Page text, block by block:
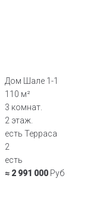
Дом Шале 1-1
110 м²
3 комнат.
2 этаж.
есть Терраса
2
есть
≈ 2 991 000 Руб